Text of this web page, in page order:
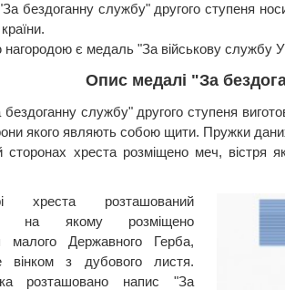
бездоганну службу" другого ступеня
є медаль "За військову службу
Опис медалі "За
службу" другого ступеня
якого являють собою щити. Пружки
сторонах хреста розміщено меч, вістря
хреста розташований
на якому розміщено
малого Державного Герба,
вінком з дубового листя.
розташовано напис "За